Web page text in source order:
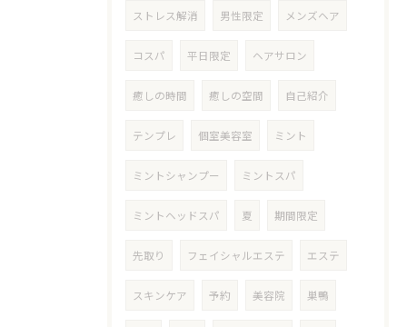
ストレス解消 男性限定 メンズヘア
コスパ 平日限定 ヘアサロン
癒しの時間 癒しの空間 自己紹介
テンプレ 個室美容室 ミント
ミントシャンプー ミントスパ
ミントヘッドスパ 夏 期間限定
先取り フェイシャルエステ エステ
スキンケア 予約 美容院 巣鴨